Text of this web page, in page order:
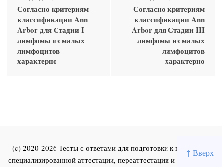
↑ Вверх
Согласно критериям
классификации Ann
Arbor для Стадии I
лимфомы из малых
лимфоцитов
характерно
Согласно критериям
классификации Ann
Arbor для Стадии III
лимфомы из малых
лимфоцитов
характерно
(c) 2020-2026 Тесты с ответами для подготовки к первичной
специализированной аттестации, переаттестации и повышения